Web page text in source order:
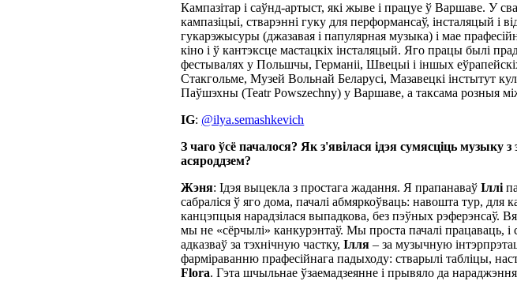
Кампазітар і саўнд-артыст, які жыве і працуе ў Варшаве. У
кампазіцыі, стварэнні гуку для перформансаў, інсталяцый і
гукарэжысуры (джазавая і папулярная музыка) і мае
кіно і ў кантэксце мастацкіх інсталяцый. Яго працы былі
фестывалях у Польшчы, Германіі, Швецыі і іншых
Стакгольме, Музей Вольнай Беларусі, Мазавецкі інстытут
Паўшэхны (Teatr Powszechny) у Варшаве, а таксама розныя
IG: @ilya.semashkevich
З чаго ўсё пачалося? Як з'явілася ідэя сумясціць музыку
асяроддзем?
Жэня: Ідэя выцекла з простага жадання. Я прапанаваўІллі
сабраліся ў яго дома, пачалі абмяркоўваць: навошта тур, для
канцэпцыя нарадзілася выпадкова, без пэўных рэферэнсаў.
мы не «сёрчылі» канкурэнтаў. Мы проста пачалі працаваць,
адказваў за тэхнічную частку,Ілля – за музычную
фарміраванню прафесійнага падыходу: стварылі табліцы,
Flora. Гэта шчыльнае ўзаемадзеянне і прывяло да